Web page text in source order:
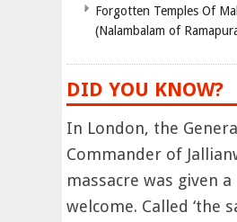
Forgotten Temples Of
(Nalambalam of
DID YOU KNOW?
In London, the
Commander of
massacre was given a
welcome. Called ‘the